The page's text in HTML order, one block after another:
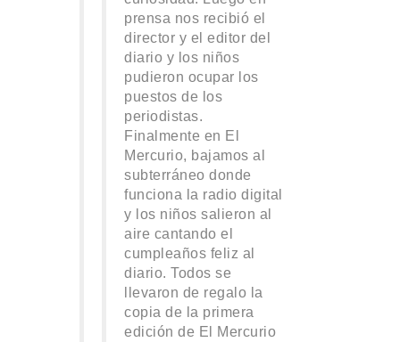
prensa nos recibió el
director y el editor del
diario y los niños
pudieron ocupar los
puestos de los
periodistas.
Finalmente en El
Mercurio, bajamos al
subterráneo donde
funciona la radio digital
y los niños salieron al
aire cantando el
cumpleaños feliz al
diario. Todos se
llevaron de regalo la
copia de la primera
edición de El Mercurio